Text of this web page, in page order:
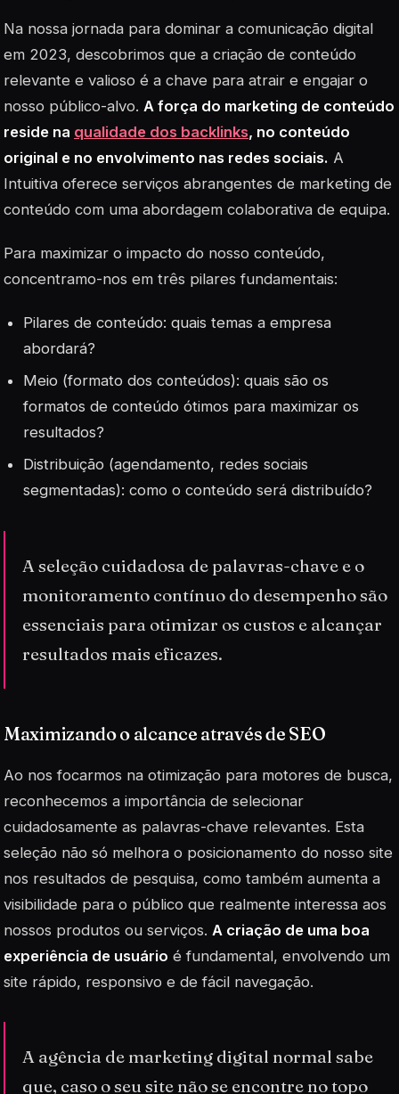
Na nossa jornada para dominar a comunicação digital
em 2023, descobrimos que a criação de conteúdo
relevante e valioso é a chave para atrair e engajar o
nosso público-alvo. A força do marketing de conteúdo
reside na qualidade dos backlinks, no conteúdo
original e no envolvimento nas redes sociais. A
Intuitiva oferece serviços abrangentes de marketing de
conteúdo com uma abordagem colaborativa de equipa.
Para maximizar o impacto do nosso conteúdo,
concentramo-nos em três pilares fundamentais:
Pilares de conteúdo: quais temas a empresa
abordará?
Meio (formato dos conteúdos): quais são os
formatos de conteúdo ótimos para maximizar os
resultados?
Distribuição (agendamento, redes sociais
segmentadas): como o conteúdo será distribuído?
A seleção cuidadosa de palavras-chave e o
monitoramento contínuo do desempenho são
essenciais para otimizar os custos e alcançar
resultados mais eficazes.
Maximizando o alcance através de SEO
Ao nos focarmos na otimização para motores de busca,
reconhecemos a importância de selecionar
cuidadosamente as palavras-chave relevantes. Esta
seleção não só melhora o posicionamento do nosso site
nos resultados de pesquisa, como também aumenta a
visibilidade para o público que realmente interessa aos
nossos produtos ou serviços. A criação de uma boa
experiência de usuário é fundamental, envolvendo um
site rápido, responsivo e de fácil navegação.
A agência de marketing digital normal sabe
que, caso o seu site não se encontre no topo